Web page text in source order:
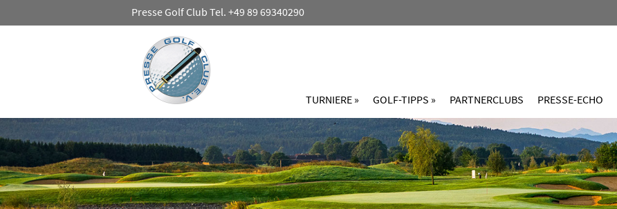
Presse Golf Club Tel. +49 89 69340290
TURNIERE » GOLF-TIPPS » PARTNERCLUBS PRESSE-ECHO